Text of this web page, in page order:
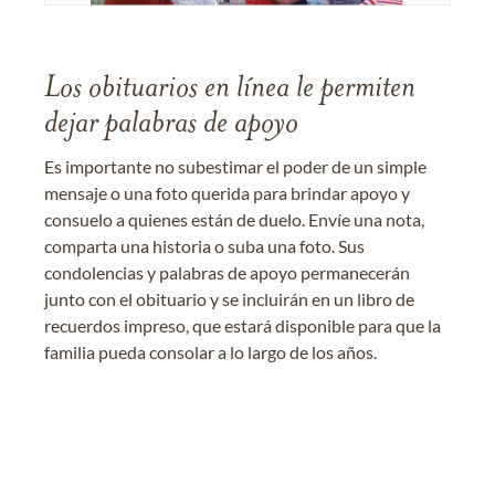
Los obituarios en línea le permiten
dejar palabras de apoyo
Es importante no subestimar el poder de un simple
mensaje o una foto querida para brindar apoyo y
consuelo a quienes están de duelo. Envíe una nota,
comparta una historia o suba una foto. Sus
condolencias y palabras de apoyo permanecerán
junto con el obituario y se incluirán en un libro de
recuerdos impreso, que estará disponible para que la
familia pueda consolar a lo largo de los años.